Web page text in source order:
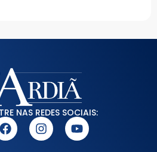
NAS REDES SOCIAIS: